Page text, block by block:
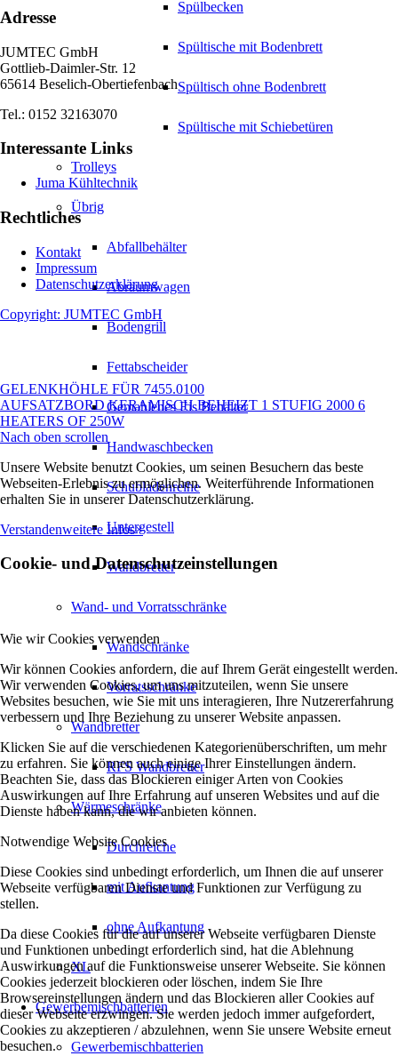
Spülbecken
Spültische mit Bodenbrett
Spültisch ohne Bodenbrett
Spültische mit Schiebetüren
Trolleys
Übrig
Abfallbehälter
Abräumwagen
Bodengrill
Fettabscheider
Gemahlenes Eis Behälter
Handwaschbecken
Schubladenreihe
Untergestell
Wandbretter
Wand- und Vorratsschränke
Wandschränke
Vorratsschränke
Wandbretter
RFS Wandbretter
Wärmeschränke
Durchreiche
mit Aufkantung
ohne Aufkantung
XL
Gewerbemischbatterien
Gewerbemischbatterien
Adresse
JUMTEC GmbH
Gottlieb-Daimler-Str. 12
65614 Beselich-Obertiefenbach
Tel.: 0152 32163070
Interessante Links
Juma Kühltechnik
Rechtliches
Kontakt
Impressum
Datenschutzerklärung
Copyright: JUMTEC GmbH
GELENKHÖHLE FÜR 7455.0100
AUFSATZBORD KERAMISCH BEHEIZT 1 STUFIG 2000 6
HEATERS OF 250W
Nach oben scrollen
Unsere Website benutzt Cookies, um seinen Besuchern das beste
Webseiten-Erlebnis zu ermöglichen. Weiterführende Informationen
erhalten Sie in unserer Datenschutzerklärung.
Verstandenweitere Infos×
Cookie- und Datenschutzeinstellungen
Wie wir Cookies verwenden
Wir können Cookies anfordern, die auf Ihrem Gerät eingestellt werden.
Wir verwenden Cookies, um uns mitzuteilen, wenn Sie unsere
Websites besuchen, wie Sie mit uns interagieren, Ihre Nutzererfahrung
verbessern und Ihre Beziehung zu unserer Website anpassen.
Klicken Sie auf die verschiedenen Kategorienüberschriften, um mehr
zu erfahren. Sie können auch einige Ihrer Einstellungen ändern.
Beachten Sie, dass das Blockieren einiger Arten von Cookies
Auswirkungen auf Ihre Erfahrung auf unseren Websites und auf die
Dienste haben kann, die wir anbieten können.
Notwendige Website Cookies
Diese Cookies sind unbedingt erforderlich, um Ihnen die auf unserer
Webseite verfügbaren Dienste und Funktionen zur Verfügung zu
stellen.
Da diese Cookies für die auf unserer Webseite verfügbaren Dienste
und Funktionen unbedingt erforderlich sind, hat die Ablehnung
Auswirkungen auf die Funktionsweise unserer Webseite. Sie können
Cookies jederzeit blockieren oder löschen, indem Sie Ihre
Browsereinstellungen ändern und das Blockieren aller Cookies auf
dieser Webseite erzwingen. Sie werden jedoch immer aufgefordert,
Cookies zu akzeptieren / abzulehnen, wenn Sie unsere Website erneut
besuchen.